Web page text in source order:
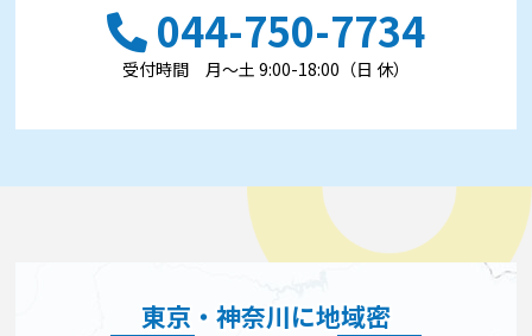
044-750-7734
受付時間 ⽉〜⼟ 9:00-18:00（日 休）
東京・神奈川に地域密